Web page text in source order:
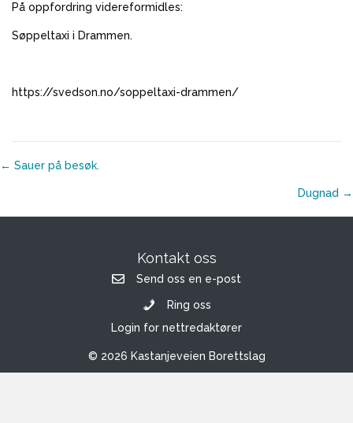
På oppfordring videreformidles:
Søppeltaxi i Drammen.
https://svedson.no/soppeltaxi-drammen/
Posts
← Sauer på besøk.
Dugnad →
Kontakt oss
Send oss en e-post
Ring oss
Login for nettredaktører
© 2026 Kastanjeveien Borettslag